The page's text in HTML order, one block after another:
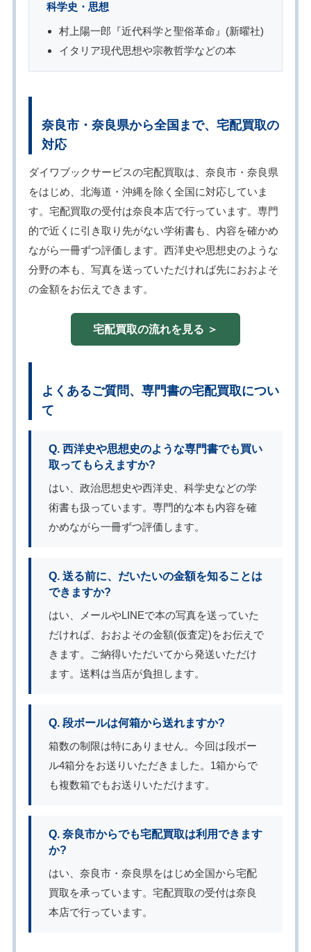
科学史・思想
村上陽一郎『近代科学と聖俗革命』(新曜社)
イタリア現代思想や宗教哲学などの本
奈良市・奈良県から全国まで、宅配買取の
対応
ダイワブックサービスの宅配買取は、奈良市・奈良県
をはじめ、北海道・沖縄を除く全国に対応していま
す。宅配買取の受付は奈良本店で行っています。専門
的で近くに引き取り先がない学術書も、内容を確かめ
ながら一冊ずつ評価します。西洋史や思想史のような
分野の本も、写真を送っていただければ先におおよそ
の金額をお伝えできます。
宅配買取の流れを見る ＞
よくあるご質問、専門書の宅配買取につい
て
Q. 西洋史や思想史のような専門書でも買い
取ってもらえますか?
はい、政治思想史や西洋史、科学史などの学
術書も扱っています。専門的な本も内容を確
かめながら一冊ずつ評価します。
Q. 送る前に、だいたいの金額を知ることは
できますか?
はい、メールやLINEで本の写真を送っていた
だければ、おおよその金額(仮査定)をお伝えで
きます。ご納得いただいてから発送いただけ
ます。送料は当店が負担します。
Q. 段ボールは何箱から送れますか?
箱数の制限は特にありません。今回は段ボー
ル4箱分をお送りいただきました。1箱からで
も複数箱でもお送りいただけます。
Q. 奈良市からでも宅配買取は利用できます
か?
はい、奈良市・奈良県をはじめ全国から宅配
買取を承っています。宅配買取の受付は奈良
本店で行っています。